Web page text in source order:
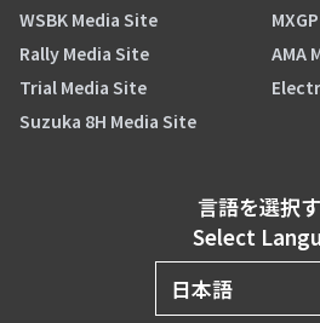
WSBK Media Site
Rally Media Site
AMA
Trial Media Site
Suzuka 8H Media Site
言語を選択
Select